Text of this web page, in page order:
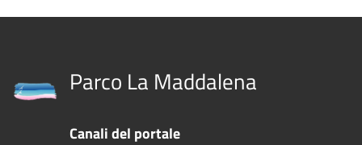
Parco La Maddalena
Canali del portale